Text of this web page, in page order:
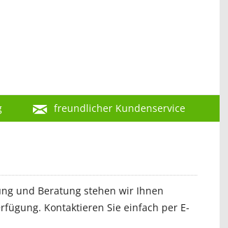
freundlicher Kundenservice
und Beratung stehen wir Ihnen
Kontaktieren Sie einfach per E-